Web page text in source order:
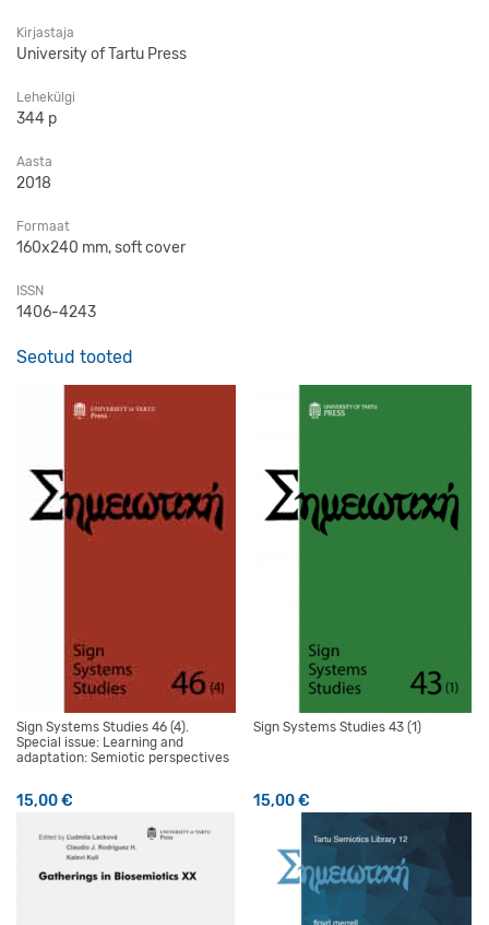
Kirjastaja
University of Tartu Press
Lehekülgi
344 p
Aasta
2018
Formaat
160x240 mm, soft cover
ISSN
1406-4243
Seotud tooted
Sign Systems Studies 46 (4).
Special issue: Learning and
adaptation: Semiotic perspectives
15,00€
Sign Systems Studies 43 (1)
15,00€